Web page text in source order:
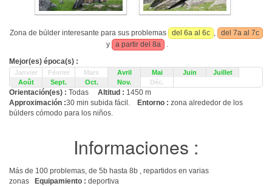
Zona de búlder interesante para sus problemas del 6a al 6c ,
del 7a al 7c
y
a partir del 8a
.
Mejor(es) época(s) :
Janvier Février Mars Avril Mai Juin
Juillet
Août
Sept. Oct. Nov. Déc.
Orientación(es) : Todas Altitud : 1450 m
Approximación :30 min subida fácil. Entorno : zona alrededor de los
búlders cómodo para los niños.
Informaciones :
Más de 100 problemas, de 5b hasta 8b , repartidos en varias
zonas
Equipamiento : deportiva